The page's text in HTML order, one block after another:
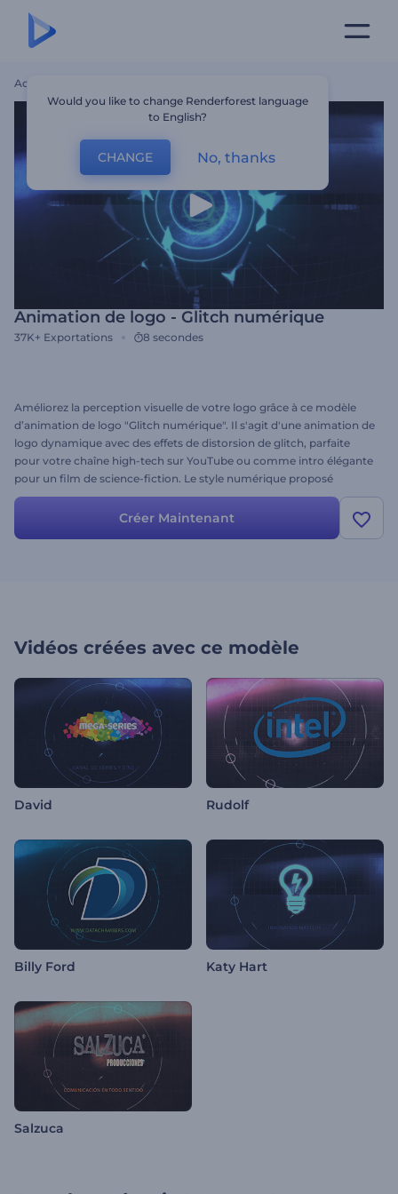
Accueil
Animation de logo - Glitch numérique
37K+ Exportations 8 secondes
Améliorez la perception visuelle de votre logo grâce à ce modèle
d’animation de logo "Glitch numérique". Il s'agit d'une animation de
logo dynamique avec des effets de distorsion de glitch, parfaite
pour votre chaîne high-tech sur YouTube ou comme intro élégante
pour un film de science-fiction. Le style numérique proposé
donnera une touche de modernité à votre projet. Il suffit de
télécharger votre logo, de modifier votre texte dans la ligne de
temps et de valider. Essayez dès aujourd'hui !
Créer Maintenant
Vidéos créées avec ce modèle
David Rudolf
Billy Ford Katy Hart
Salzuca
Would you like to change Renderforest language
to English?
CHANGE No, thanks